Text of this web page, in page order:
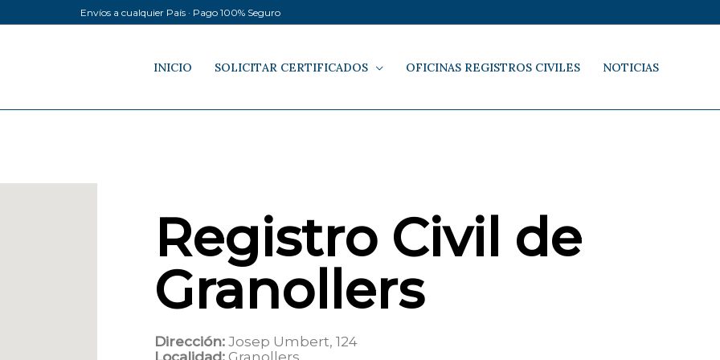
Envíos a cualquier País · Pago 100% Seguro
INICIO SOLICITAR CERTIFICADOS OFICINAS REGISTROS CIVILES NOTICIAS
Registro Civil de
Granollers
Dirección: Josep Umbert, 124
Localidad: Granollers